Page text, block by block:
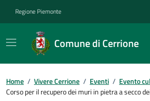
Regione Piemonte
Comune di Cerrione
Home / Vivere Cerrione / Eventi / Evento
Corso per il recupero dei muri in pietra a secco